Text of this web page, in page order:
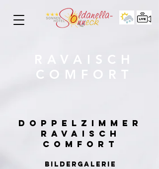
RAVAISCH
COMFORT
DOPPELZIMMER
RAVAISCH
COMFORT
BILDERGALERIE